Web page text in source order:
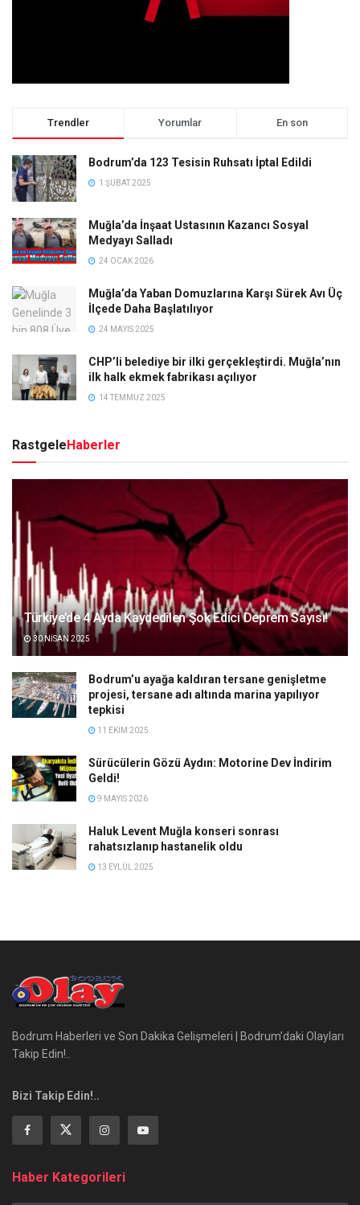
Trendler Yorumlar En son
Bodrum’da 123 Tesisin Ruhsatı İptal Edildi
1 ŞUBAT 2025
Muğla’da İnşaat Ustasının Kazancı Sosyal
Medyayı Salladı
24 OCAK 2026
Muğla’da Yaban Domuzlarına Karşı Sürek Avı Üç
İlçede Daha Başlatılıyor
24 MAYIS 2025
CHP’li belediye bir ilki gerçekleştirdi. Muğla’nın
ilk halk ekmek fabrikası açılıyor
14 TEMMUZ 2025
RastgeleHaberler
Türkiye’de 4 Ayda Kaydedilen Şok Edici Deprem Sayısı!
30 NISAN 2025
Bodrum’u ayağa kaldıran tersane genişletme
projesi, tersane adı altında marina yapılıyor
tepkisi
11 EKIM 2025
Sürücülerin Gözü Aydın: Motorine Dev İndirim
Geldi!
9 MAYIS 2026
Haluk Levent Muğla konseri sonrası
rahatsızlanıp hastanelik oldu
13 EYLÜL 2025
Bodrum Haberleri ve Son Dakika Gelişmeleri | Bodrum’daki Olayları
Takip Edin!..
Bizi Takip Edin!..
Haber Kategorileri